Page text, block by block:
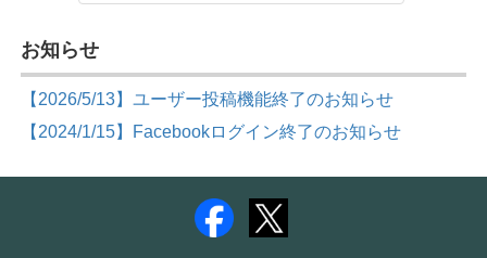
お知らせ
【2026/5/13】ユーザー投稿機能終了のお知らせ
【2024/1/15】Facebookログイン終了のお知らせ